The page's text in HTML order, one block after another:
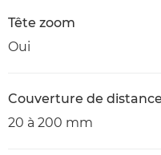
Tête zoom
Oui
Couverture de
20 à 200 mm